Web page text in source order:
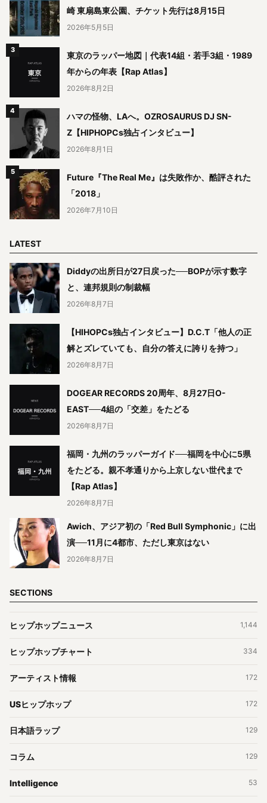
崎 東扇島東公園、チケット先行は8月15日
2026年5月5日
東京のラッパー地図｜代表14組・若手3組・1989
年からの年表【Rap Atlas】
2026年8月2日
ハマの怪物、LAへ。OZROSAURUS DJ SN-
Z【HIPHOPCs独占インタビュー】
2026年8月1日
Future『The Real Me』は失敗作か、酷評された
「2018」
2026年7月10日
LATEST
Diddyの出所日が27日戻った──BOPが示す数字
と、連邦規則の制裁幅
2026年8月7日
【HIHOPCs独占インタビュー】D.C.T「他人の正
解とズレていても、自分の答えに誇りを持つ」
2026年8月7日
DOGEAR RECORDS 20周年、8月27日O-
EAST──4組の「交差」をたどる
2026年8月7日
福岡・九州のラッパーガイド──福岡を中心に5県
をたどる。親不孝通りから上京しない世代まで
【Rap Atlas】
2026年8月7日
Awich、アジア初の「Red Bull Symphonic」に出
演──11月に4都市、ただし東京はない
2026年8月7日
SECTIONS
ヒップホップニュース 1,144
ヒップホップチャート 334
アーティスト情報 172
USヒップホップ 172
日本語ラップ 129
コラム 129
Intelligence 53